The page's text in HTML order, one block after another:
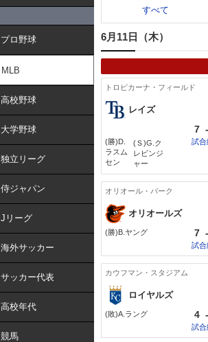
プロ野球
MLB
高校野球
大学野球
独立リーグ
侍ジャパン
Jリーグ
海外サッカー
サッカー代表
高校年代
競馬
すべて
6月11日（木）
トロピカーナ・フィールド
レイズ
7 -
試
(勝)D.
ラスム
セン
(Ｓ)G.ク
レビンジ
ャー
オリオール・パーク
オリオールズ
7 -
試
(勝)B.ヤング
カウフマン・スタジアム
ロイヤルズ
4 -
試
(敗)A.ラング